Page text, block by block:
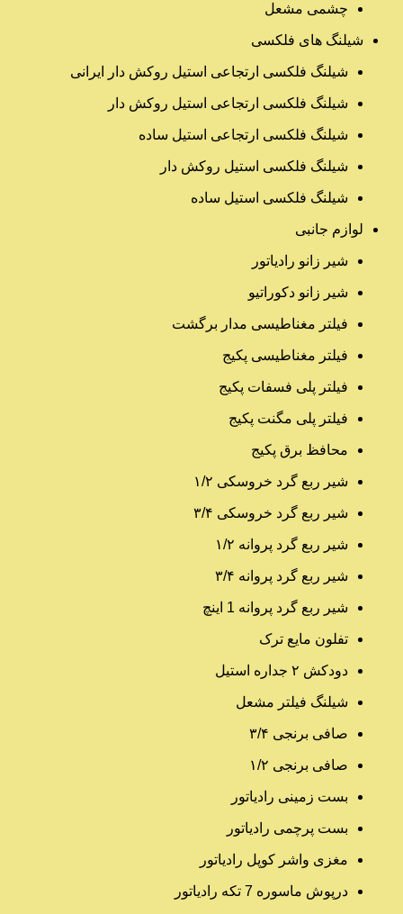
چشمی مشعل
شیلنگ های فلکسی
شیلنگ فلکسی ارتجاعی استیل روکش دار ایرانی
شیلنگ فلکسی ارتجاعی استیل روکش دار
شیلنگ فلکسی ارتجاعی استیل ساده
شیلنگ فلکسی استیل روکش دار
شیلنگ فلکسی استیل ساده
لوازم جانبی
شیر زانو رادیاتور
شیر زانو دکوراتیو
فیلتر مغناطیسی مدار برگشت
فیلتر مغناطیسی پکیج
فیلتر پلی فسفات پکیج
فیلتر پلی مگنت پکیج
محافظ برق پکیج
شیر ربع گرد خروسکی ۱/۲
شیر ربع گرد خروسکی ۳/۴
شیر ربع گرد پروانه ۱/۲
شیر ربع گرد پروانه ۳/۴
شیر ربع گرد پروانه 1 اینچ
تفلون مایع ترک
دودکش ۲ جداره استیل
شیلنگ فیلتر مشعل
صافی برنجی ۳/۴
صافی برنجی ۱/۲
بست زمینی رادیاتور
بست پرچمی رادیاتور
مغزی واشر کوپل رادیاتور
درپوش ماسوره 7 تکه رادیاتور